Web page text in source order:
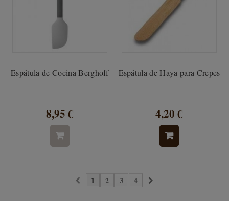
Espátula de Cocina Berghoff
8,95 €
Espátula de Haya para Crepes
4,20 €
1 2 3 4